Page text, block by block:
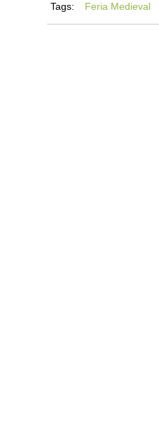
Tags: Feria Medieval